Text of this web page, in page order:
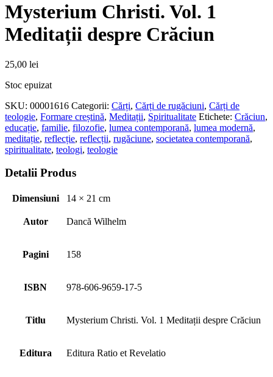
Mysterium Christi. Vol. 1
Meditații despre Crăciun
25,00 lei
Stoc epuizat
SKU: 00001616 Categorii: Cărți, Cărți de rugăciuni, Cărți de
teologie, Formare creștină, Meditații, Spiritualitate Etichete: Crăciun,
educație, familie, filozofie, lumea contemporană, lumea modernă,
meditație, reflecție, reflecții, rugăciune, societatea contemporană,
spiritualitate, teologi, teologie
Detalii Produs
Dimensiuni 14 × 21 cm
Autor Dancă Wilhelm
Pagini 158
ISBN 978-606-9659-17-5
Titlu Mysterium Christi. Vol. 1 Meditații despre Crăciun
Editura Editura Ratio et Revelatio